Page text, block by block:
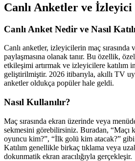
Canlı Anketler ve İzleyici
Canlı Anket Nedir ve Nasıl
Canlı anketler, izleyicilerin maç
paylaşmasına olanak tanır. Bu özellik,
etkileşimi artırmak ve izleyicilere katılım
geliştirilmiştir. 2026 itibarıyla, akıllı TV
anketler oldukça popüler hale geldi.
Nasıl Kullanılır?
Maç sırasında ekran üzerinde veya
sekmesini görebilirsiniz. Buradan, “Maçı
oyuncu kim?”, “İlk golü kim atacak?”
Katılım genellikle birkaç tıklama veya
dokunmatik ekran aracılığıyla gerçekleşir.